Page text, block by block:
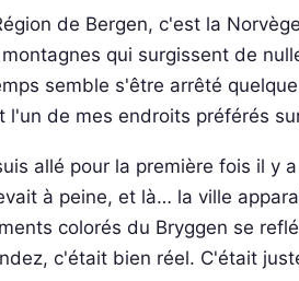
de Bergen, c'est la
qui surgissent de
semble s'être arrêté
l'un de mes endroits préférés
allé pour la première fois il y
à peine, et là… la ville
colorés du Bryggen se
c'était bien réel. C'était